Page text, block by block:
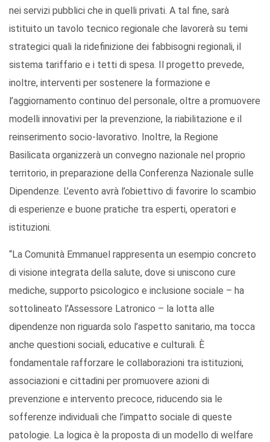
nei servizi pubblici che in quelli privati. A tal fine, sarà
istituito un tavolo tecnico regionale che lavorerà su temi
strategici quali la ridefinizione dei fabbisogni regionali, il
sistema tariffario e i tetti di spesa. Il progetto prevede,
inoltre, interventi per sostenere la formazione e
l’aggiornamento continuo del personale, oltre a promuovere
modelli innovativi per la prevenzione, la riabilitazione e il
reinserimento socio-lavorativo. Inoltre, la Regione
Basilicata organizzerà un convegno nazionale nel proprio
territorio, in preparazione della Conferenza Nazionale sulle
Dipendenze. L’evento avrà l’obiettivo di favorire lo scambio
di esperienze e buone pratiche tra esperti, operatori e
istituzioni.
“La Comunità Emmanuel rappresenta un esempio concreto
di visione integrata della salute, dove si uniscono cure
mediche, supporto psicologico e inclusione sociale – ha
sottolineato l’Assessore Latronico – la lotta alle
dipendenze non riguarda solo l’aspetto sanitario, ma tocca
anche questioni sociali, educative e culturali. È
fondamentale rafforzare le collaborazioni tra istituzioni,
associazioni e cittadini per promuovere azioni di
prevenzione e intervento precoce, riducendo sia le
sofferenze individuali che l’impatto sociale di queste
patologie. La logica è la proposta di un modello di welfare